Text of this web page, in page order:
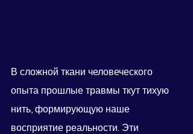
В сложной ткани человеческого
опыта прошлые травмы ткут тихую
нить, формирующую наше
восприятие реальности. Эти